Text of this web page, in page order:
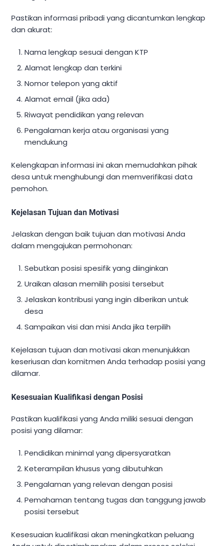
Pastikan informasi pribadi yang dicantumkan lengkap
dan akurat:
Nama lengkap sesuai dengan KTP
Alamat lengkap dan terkini
Nomor telepon yang aktif
Alamat email (jika ada)
Riwayat pendidikan yang relevan
Pengalaman kerja atau organisasi yang
mendukung
Kelengkapan informasi ini akan memudahkan pihak
desa untuk menghubungi dan memverifikasi data
pemohon.
Kejelasan Tujuan dan Motivasi
Jelaskan dengan baik tujuan dan motivasi Anda
dalam mengajukan permohonan:
Sebutkan posisi spesifik yang diinginkan
Uraikan alasan memilih posisi tersebut
Jelaskan kontribusi yang ingin diberikan untuk
desa
Sampaikan visi dan misi Anda jika terpilih
Kejelasan tujuan dan motivasi akan menunjukkan
keseriusan dan komitmen Anda terhadap posisi yang
dilamar.
Kesesuaian Kualifikasi dengan Posisi
Pastikan kualifikasi yang Anda miliki sesuai dengan
posisi yang dilamar:
Pendidikan minimal yang dipersyaratkan
Keterampilan khusus yang dibutuhkan
Pengalaman yang relevan dengan posisi
Pemahaman tentang tugas dan tanggung jawab
posisi tersebut
Kesesuaian kualifikasi akan meningkatkan peluang